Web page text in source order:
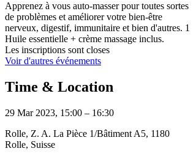
Apprenez à vous auto-masser pour toutes sortes
de problèmes et améliorer votre bien-être
nerveux, digestif, immunitaire et bien d'autres. 1
Huile essentielle + crème massage inclus.
Les inscriptions sont closes
Voir d'autres événements
Time & Location
29 Mar 2023, 15:00 – 16:30
Rolle, Z. A. La Pièce 1/Bâtiment A5, 1180
Rolle, Suisse